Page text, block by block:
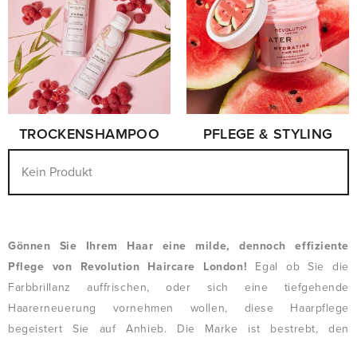
TROCKENSHAMPOO PFLEGE & STYLING
Kein Produkt
Gönnen Sie Ihrem Haar eine milde, dennoch effiziente
Pflege von Revolution Haircare London! Egal ob Sie die
Farbbrillanz auffrischen, oder sich eine tiefgehende
Haarerneuerung vornehmen wollen, diese Haarpflege
begeistert Sie auf Anhieb. Die Marke ist bestrebt, den